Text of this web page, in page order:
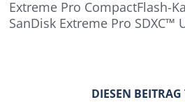
Extreme Pro CompactFlash-
SanDisk Extreme Pro SDXC™
DIESEN BEITRAG